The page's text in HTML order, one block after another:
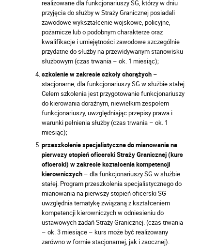
realizowane dla funkcjonariuszy SG, którzy w dniu
przyjęcia do służby w Straży Granicznej posiadali
zawodowe wykształcenie wojskowe, policyjne,
pożarnicze lub o podobnym charakterze oraz
kwalifikacje i umiejętności zawodowe szczególnie
przydatne do służby na przewidywanym stanowisku
służbowym (czas trwania – ok. 1 miesiąc);
szkolenie w zakresie szkoły chorążych –
stacjonarne, dla funkcjonariuszy SG w służbie stałej.
Celem szkolenia jest przygotowanie funkcjonariuszy
do kierowania doraźnym, niewielkim zespołem
funkcjonariuszy, uwzględniając przepisy prawa i
warunki pełnienia służby (czas trwania – ok. 1
miesiąc);
przeszkolenie specjalistyczne do mianowania na
pierwszy stopień oficerski Straży Granicznej (kurs
oficerski) w zakresie kształcenia kompetencji
kierowniczych – dla funkcjonariuszy SG w służbie
stałej. Program przeszkolenia specjalistycznego do
mianowania na pierwszy stopień oficerski SG
uwzględnia tematykę związaną z kształceniem
kompetencji kierowniczych w odniesieniu do
ustawowych zadań Straży Granicznej. (czas trwania
– ok. 3 miesiące – kurs może być realizowany
zarówno w formie stacjonarnej, jak i zaocznej).